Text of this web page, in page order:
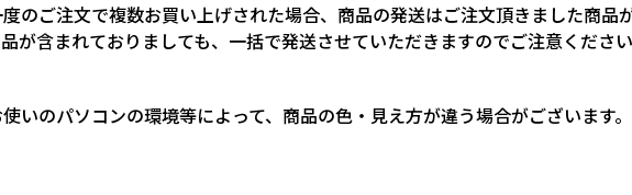
のご注文で複数お買い上げされた場合、商品の発送はご注文頂きました商品
が含まれておりましても、一括で発送させていただきますのでご注意ください
いのパソコンの環境等によって、商品の色・見え方が違う場合がございます